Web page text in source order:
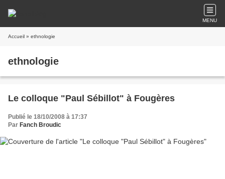
MENU
Accueil » ethnologie
ethnologie
Le colloque "Paul Sébillot" à Fougères
Publié le 18/10/2008 à 17:37
Par Fanch Broudic